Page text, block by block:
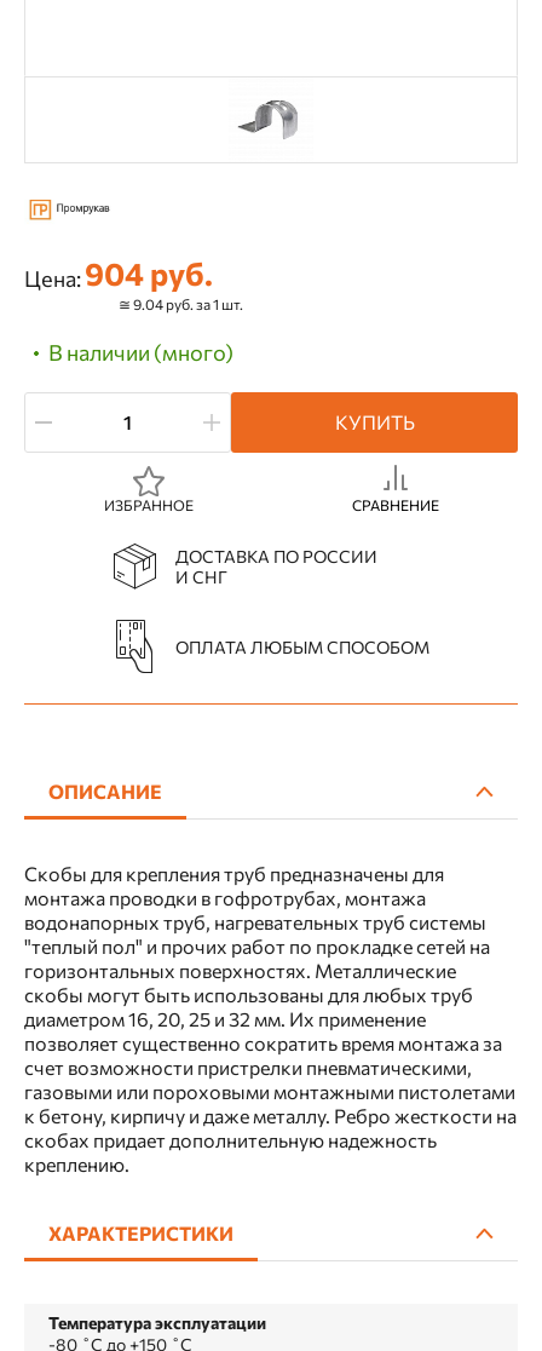
В наличии (много)
Цена:904 руб.
≅ 9.04 руб. за 1 шт.
КУПИТЬ
ИЗБРАННОЕ СРАВНЕНИЕ
ДОСТАВКА ПО РОССИИ
И СНГ
ОПЛАТА ЛЮБЫМ СПОСОБОМ
ОПИСАНИЕ
Скобы для крепления труб предназначены для
монтажа проводки в гофротрубах, монтажа
водонапорных труб, нагревательных труб системы
"теплый пол" и прочих работ по прокладке сетей на
горизонтальных поверхностях. Металлические
скобы могут быть использованы для любых труб
диаметром 16, 20, 25 и 32 мм. Их применение
позволяет существенно сократить время монтажа за
счет возможности пристрелки пневматическими,
газовыми или пороховыми монтажными пистолетами
к бетону, кирпичу и даже металлу. Ребро жесткости на
скобах придает дополнительную надежность
креплению.
ХАРАКТЕРИСТИКИ
Температура эксплуатации
-80 ˚С до +150 ˚С